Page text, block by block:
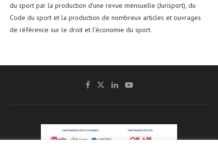
du sport par la production d'une revue mensuelle (Jurisport), du
Code du sport et la production de nombreux articles et ouvrages
de référence sur le droit et l’économie du sport.